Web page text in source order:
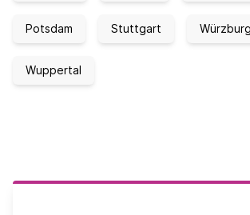
Potsdam Stuttgart Würzburg
Wuppertal